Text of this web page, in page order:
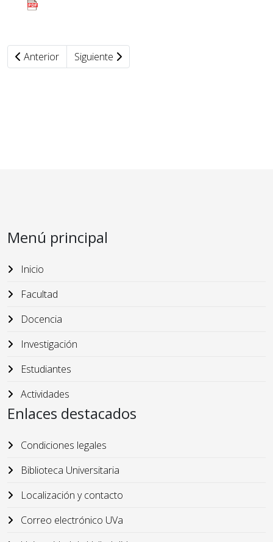
Anterior Siguiente
Menú principal
Inicio
Facultad
Docencia
Investigación
Estudiantes
Actividades
Enlaces destacados
Condiciones legales
Biblioteca Universitaria
Localización y contacto
Correo electrónico UVa